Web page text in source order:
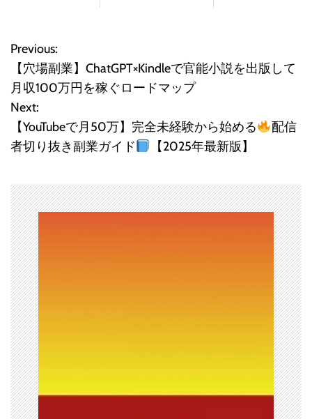
投
稿
ナ
ビ
ー
シ
ョ
ン
Previous:
【穴場副業】ChatGPT×Kindleで官能小説を出版して
月収100万円を稼ぐロードマップ
Next:
【YouTubeで月50万】完全未経験から始める
配信
者切り抜き副業ガイド
【2025年最新版】